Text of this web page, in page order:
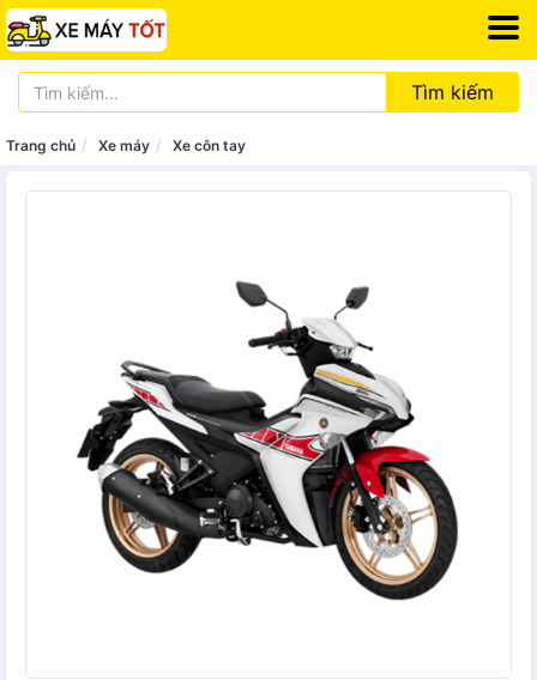
Tìm kiếm
Trang chủ Xe máy Xe côn tay